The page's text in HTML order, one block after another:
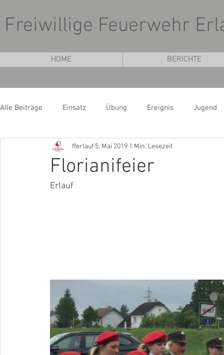
Freiwillige Feuerwehr
HOME BERICHTE
Alle Beiträge Einsatz Übung Ereignis Jugend
Florianifeier
fferlauf 5. Mai 2019 1 Min. Lesezeit
Erlauf